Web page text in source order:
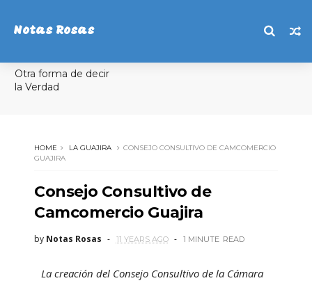
Notas Rosas
Otra forma de decir
la Verdad
HOME LA GUAJIRA
CONSEJO CONSULTIVO DE CAMCOMERCIO
GUAJIRA
Consejo Consultivo de
Camcomercio Guajira
by Notas Rosas 11 YEARS AGO 1 MINUTE READ
La creación del Consejo Consultivo de la Cámara